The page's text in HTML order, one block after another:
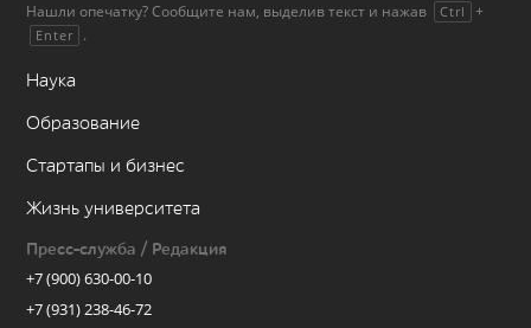
Нашли опечатку? Сообщите нам, выделив текст и нажав Ctrl +
Enter .
Наука
Образование
Стартапы и бизнес
Жизнь университета
Пресс-служба / Редакция
+7 (900) 630-00-10
+7 (931) 238-46-72